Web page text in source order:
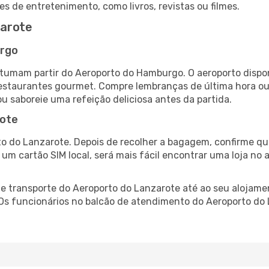
de entretenimento, como livros, revistas ou filmes.
partir do Aeroporto do Hamburgo. O aeroporto
gourmet. Compre lembranças de última hora
saboreie uma refeição deliciosa antes da partida.
do Lanzarote. Depois de recolher a bagagem, confirme
cartão SIM local, será mais fácil encontrar uma loja no
transporte do Aeroporto do Lanzarote até ao seu
funcionários no balcão de atendimento do Aeroporto do